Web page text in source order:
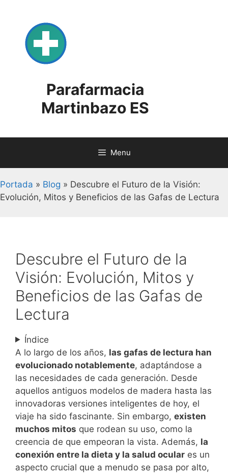
content
Parafarmacia
Martinbazo ES
Menu
Portada » Blog » Descubre el Futuro de la Visión:
Evolución, Mitos y Beneficios de las Gafas de Lectura
Descubre el Futuro de la
Visión: Evolución, Mitos y
Beneficios de las Gafas de
Lectura
Índice
A lo largo de los años, las gafas de lectura han
evolucionado notablemente, adaptándose a
las necesidades de cada generación. Desde
aquellos antiguos modelos de madera hasta las
innovadoras versiones inteligentes de hoy, el
viaje ha sido fascinante. Sin embargo, existen
muchos mitos que rodean su uso, como la
creencia de que empeoran la vista. Además, la
conexión entre la dieta y la salud ocular es un
aspecto crucial que a menudo se pasa por alto,